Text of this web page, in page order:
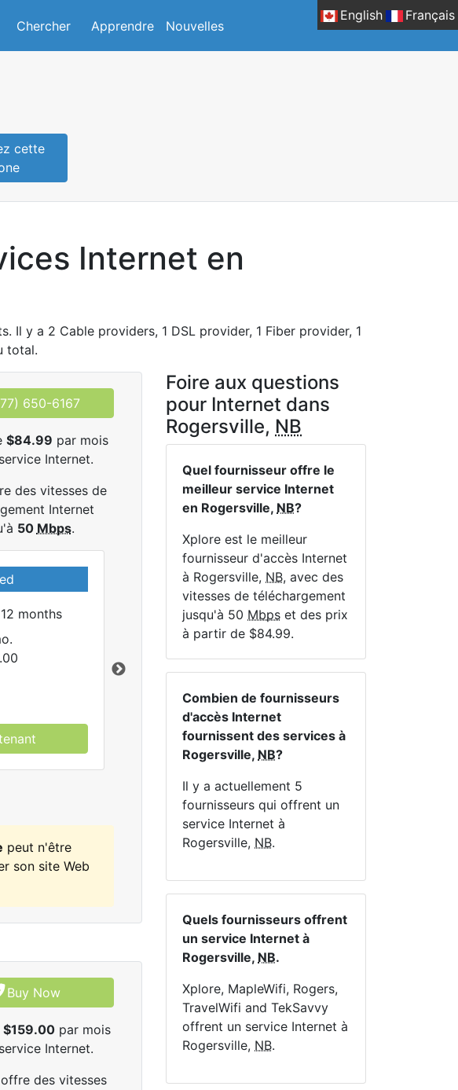
English Français
Chercher Apprendre Nouvelles
cette
Internet en
Il y a 2 Cable providers, 1 DSL provider, 1 Fiber provider, 1
total.
650-6167
$84.99 par mois
Internet.
des vitesses de
Internet
50 Mbps.
months
LTE 10 Unlimited
$84.99per month for 12 months
Terme du contrat:12 mo.
Frais d'installation:$49.00
Vers le bas:10Mbps
En haut:2.5Mbps
Commandez Maintenant
peut n'être
son site Web
Buy Now
$159.00 par mois
Internet.
des vitesses
Foire aux questions
pour Internet dans
Rogersville, NB
Quel fournisseur offre le
meilleur service Internet
en Rogersville, NB?
Xplore est le meilleur
fournisseur d'accès Internet
à Rogersville, NB, avec des
vitesses de téléchargement
jusqu'à 50 Mbps et des prix
à partir de $84.99.
Combien de fournisseurs
d'accès Internet
fournissent des services à
Rogersville, NB?
Il y a actuellement 5
fournisseurs qui offrent un
service Internet à
Rogersville, NB.
Quels fournisseurs offrent
un service Internet à
Rogersville, NB.
Xplore, MapleWifi, Rogers,
TravelWifi and TekSavvy
offrent un service Internet à
Rogersville, NB.